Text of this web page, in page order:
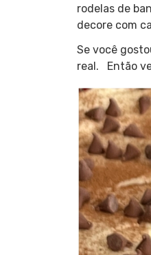
rodelas de
decore com
Se você
real. Então